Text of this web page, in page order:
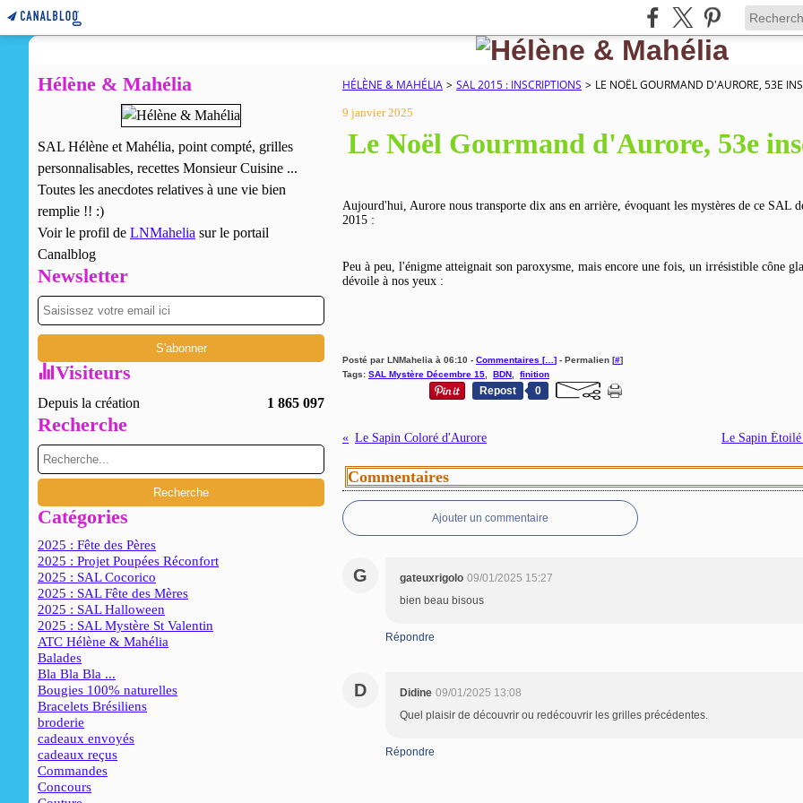
Hélène & Mahélia
SAL Hélène et Mahélia, point compté, grilles
personnalisables, recettes Monsieur Cuisine ...
Toutes les anecdotes relatives à une vie bien
remplie !! :)
Voir le profil de LNMahelia sur le portail
Canalblog
Newsletter
Visiteurs
Depuis la création 1 865 097
Recherche
Catégories
2025 : Fête des Pères
2025 : Projet Poupées Réconfort
2025 : SAL Cocorico
2025 : SAL Fête des Mères
2025 : SAL Halloween
2025 : SAL Mystère St Valentin
ATC Hélène & Mahélia
Balades
Bla Bla Bla ...
Bougies 100% naturelles
Bracelets Brésiliens
broderie
cadeaux envoyés
cadeaux reçus
Commandes
Concours
HÉLÈNE & MAHÉLIA > SAL 2015 : INSCRIPTIONS > LE NOËL GOURMAND D'AURORE, 53E
9 janvier 2025
Le Noël Gourmand d'Aurore, 53e
Aujourd'hui, Aurore nous transporte dix ans en arrière, évoquant les mystères de ce SAL
2015 :
Peu à peu, l'énigme atteignait son paroxysme, mais encore une fois, un irrésistible cône
dévoile à nos yeux :
Posté par LNMahelia à 06:10 - Commentaires [… ] - Permalien [#]
Tags: SAL Mystère Décembre 15 BDN finition
Repost 0
Le Sapin Coloré d'Aurore Le Sapin
Commentaires
Ajouter un commentaire
G gateuxrigolo 09/01/2025 15:27
bien beau bisous
Répondre
D Didine 09/01/2025 13:08
Quel plaisir de découvrir ou redécouvrir les grilles précédentes.
Répondre